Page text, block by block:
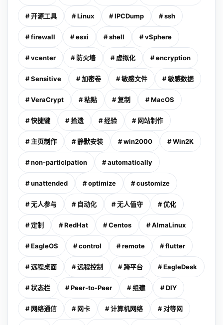
# 开源工具 # Linux # IPCDump # ssh
# firewall # esxi # shell # vSphere
# vcenter # 防火墙 # 虚拟化 # encryption
# Sensitive # 加密卷 # 敏感文件 # 敏感数据
# VeraCrypt # 粘贴 # 复制 # MacOS
# 快捷键 # 拾遗 # 经验 # 网站制作
# 主页制作 # 静默安装 # win2000 # Win2K
# non-participation # automatically
# unattended # optimize # customize
# 无人参与 # 自动化 # 无人值守 # 优化
# 定制 # RedHat # Centos # AlmaLinux
# EagleOS # control # remote # flutter
# 远程桌面 # 远程控制 # 跨平台 # EagleDesk
# 状态栏 # Peer-to-Peer # 组建 # DIY
# 网络通信 # 网卡 # 计算机网络 # 对等网